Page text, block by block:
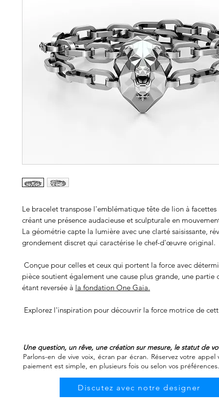
Le bracelet transpose l'emblématique tête de lion à facettes
créant une présence audacieuse et sculpturale en
La géométrie capte la lumière avec une clarté saisissante,
grondement discret qui caractérise le chef-d'œuvre original.
Conçue pour celles et ceux qui portent la force avec
pièce soutient également une cause plus grande, une partie
étant reversée à la fondation One Gaia.
Explorez l'inspiration pour découvrir la force motrice de
Une question, un rêve, une création sur mesure, le statut de
Parlons-en de vive voix, écran par écran. Réservez votre
paiement est simple, en plusieurs fois ou selon vos préférences.
Discutez avec notre designer